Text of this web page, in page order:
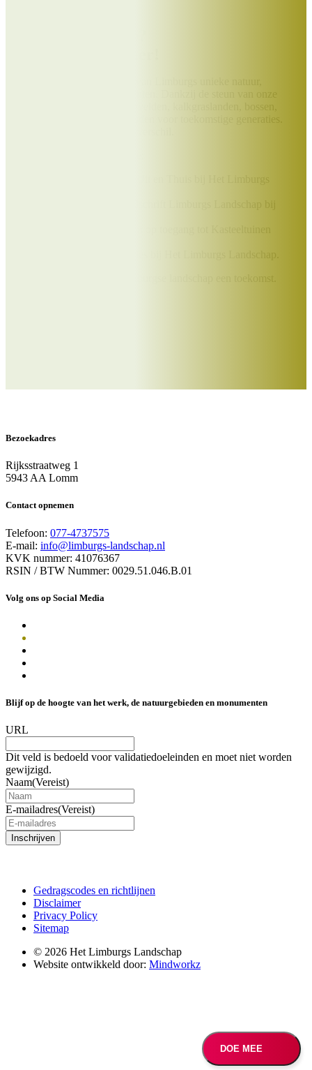
Bezoekadres
Rijksstraatweg 1
5943 AA Lomm
Contact opnemen
Telefoon: 077-4737575
E-mail: info@limburgs-landschap.nl
KVK nummer: 41076367
RSIN / BTW Nummer: 0029.51.046.B.01
Volg ons op Social Media
Blijf op de hoogte van het werk, de natuurgebieden en monumenten
URL
Dit veld is bedoeld voor validatiedoeleinden en moet niet worden
gewijzigd.
Naam(Vereist)
E-mailadres(Vereist)
Inschrijven
Gedragscodes en richtlijnen
Disclaimer
Privacy Policy
Sitemap
© 2026 Het Limburgs Landschap
Website ontwikkeld door: Mindworkz
DOE MEE